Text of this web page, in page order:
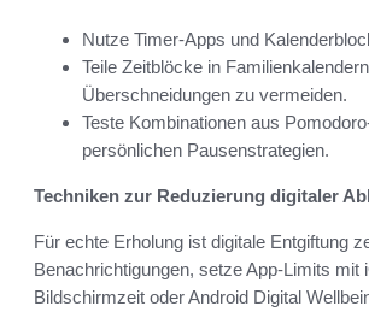
Nutze Timer-Apps und
Teile Zeitblöcke in
Überschneidungen zu vermeiden.
Teste Kombinationen aus
persönlichen Pausenstrategien.
Techniken zur Reduzierung digitaler
Für echte Erholung ist digitale Entgiftung
Benachrichtigungen, setze App-Limits mit
Bildschirmzeit oder Android Digital